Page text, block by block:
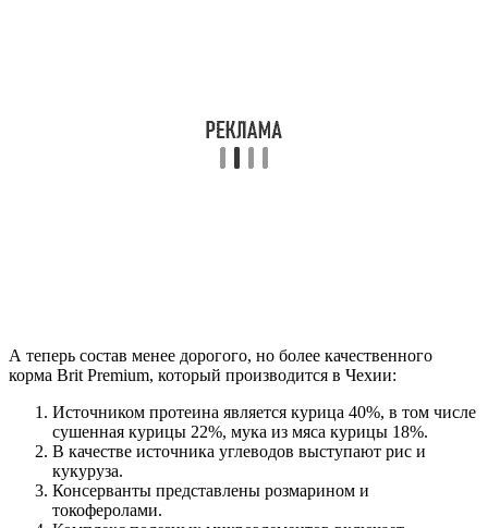
А теперь состав менее дорогого, но более качественного
корма Brit Premium, который производится в Чехии:
Источником протеина является курица 40%, в том числе
сушенная курицы 22%, мука из мяса курицы 18%.
В качестве источника углеводов выступают рис и
кукуруза.
Консерванты представлены розмарином и
токоферолами.